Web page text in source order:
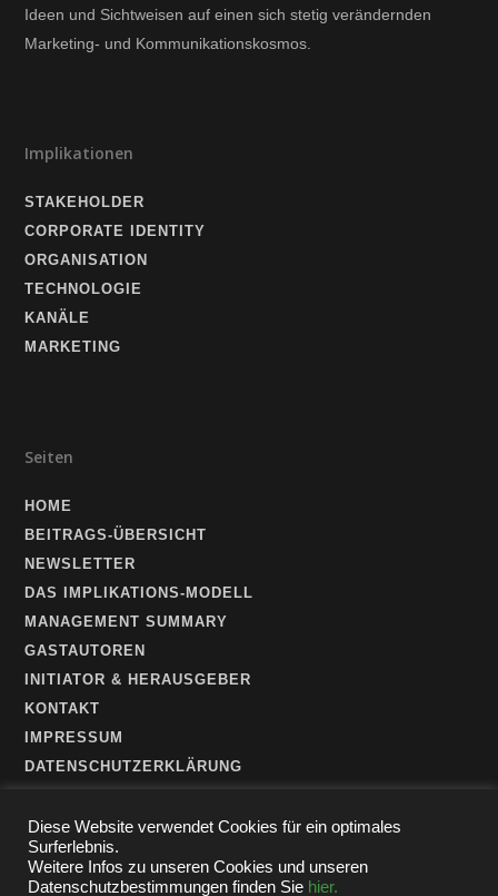
Ideen und Sichtweisen auf einen sich stetig verändernden
Marketing- und Kommunikationskosmos.
Implikationen
STAKEHOLDER
CORPORATE IDENTITY
ORGANISATION
TECHNOLOGIE
KANÄLE
MARKETING
Seiten
HOME
BEITRAGS-ÜBERSICHT
NEWSLETTER
DAS IMPLIKATIONS-MODELL
MANAGEMENT SUMMARY
GASTAUTOREN
INITIATOR & HERAUSGEBER
KONTAKT
IMPRESSUM
DATENSCHUTZERKLÄRUNG
Diese Website verwendet Cookies für ein optimales
Surferlebnis.
Weitere Infos zu unseren Cookies und unseren
Datenschutzbestimmungen finden Sie hier.